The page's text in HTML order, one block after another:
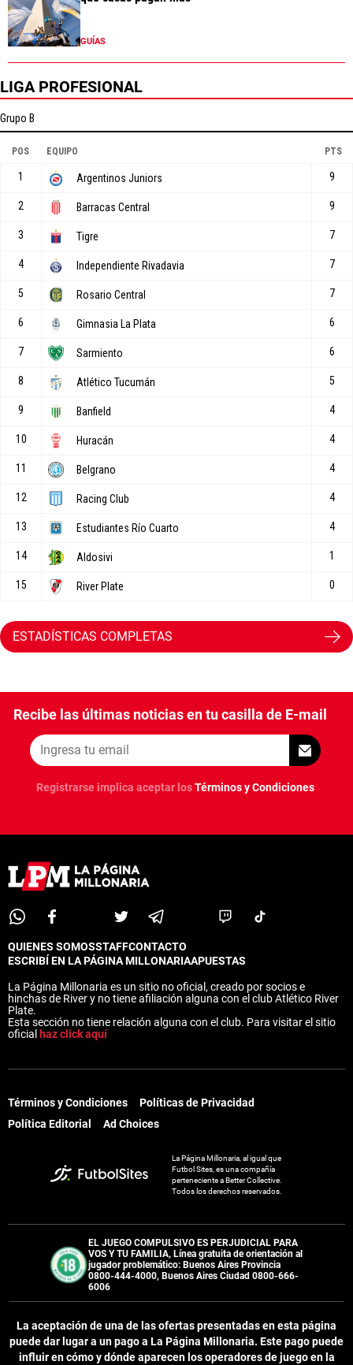
GUÍAS
LIGA PROFESIONAL
ESTADÍSTICAS COMPLETAS
Recibe las últimas noticias en tu casilla de E-mail
Registrarse implica aceptar losTérminos y Condiciones
QUIENES SOMOSSTAFFCONTACTO
ESCRIBÍ EN LA PÁGINA MILLONARIAAPUESTAS
La Página Millonaria es un sitio no oficial, creado por socios e
hinchas de River y no tiene afiliación alguna con el club Atlético River
Plate.
Esta sección no tiene relación alguna con el club. Para visitar el sitio
oficial haz click aquí
Términos y Condiciones
Políticas de Privacidad
Política Editorial
Ad Choices
La Página Millonaria, al igual que
Futbol Sites, es una compañía
perteneciente a Better Collective.
Todos los derechos reservados.
EL JUEGO COMPULSIVO ES PERJUDICIAL PARA
VOS Y TU FAMILIA, Línea gratuita de orientación al
jugador problemático: Buenos Aires Provincia
0800-444-4000, Buenos Aires Ciudad 0800-666-
6006
La aceptación de una de las ofertas presentadas en esta página
puede dar lugar a un pago a La Página Millonaria. Este pago puede
influir en cómo y dónde aparecen los operadores de juego en la